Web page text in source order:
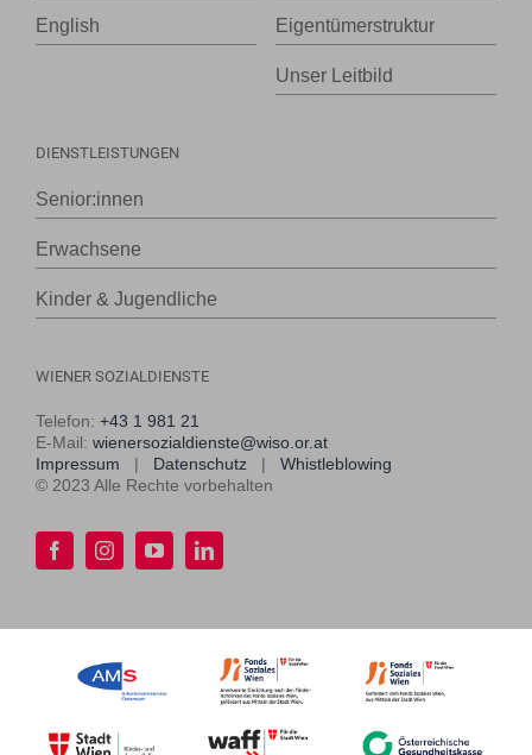
English
DIENSTLEISTUNGEN
Senior:innen
Erwachsene
Kinder & Jugendliche
Eigentümerstruktur
Unser Leitbild
WIENER SOZIALDIENSTE
Telefon: +43 1 981 21
E-Mail: wienersozialdienste@wiso.or.at
Impressum | Datenschutz | Whistleblowing
© 2023 Alle Rechte vorbehalten